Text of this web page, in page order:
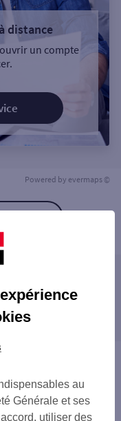
distance
ouvrir un compte
Powered by evermaps ©
proximité
au
Générale et ses
utiliser des